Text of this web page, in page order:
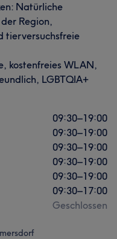
Natürliche
Region,
tierversuchsfreie
kostenfreies WLAN,
LGBTQIA+
09:30–19:00
09:30–19:00
09:30–19:00
09:30–19:00
09:30–19:00
09:30–17:00
Geschlossen